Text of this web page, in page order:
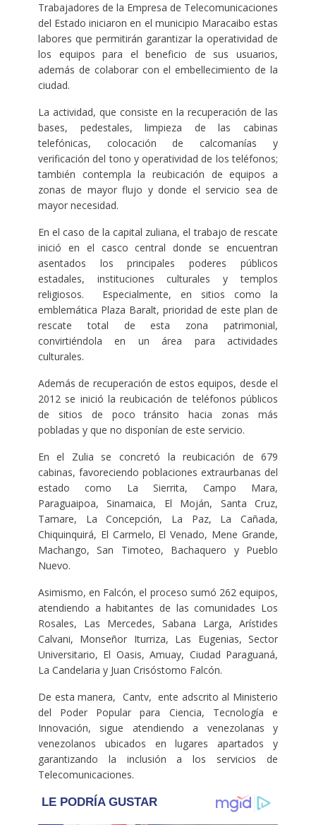
Trabajadores de la Empresa de Telecomunicaciones
del Estado iniciaron en el municipio Maracaibo estas
labores que permitirán garantizar la operatividad de
los equipos para el beneficio de sus usuarios,
además de colaborar con el embellecimiento de la
ciudad.
La actividad, que consiste en la recuperación de las
bases, pedestales, limpieza de las cabinas
telefónicas, colocación de calcomanías y
verificación del tono y operatividad de los teléfonos;
también contempla la reubicación de equipos a
zonas de mayor flujo y donde el servicio sea de
mayor necesidad.
En el caso de la capital zuliana, el trabajo de rescate
inició en el casco central donde se encuentran
asentados los principales poderes públicos
estadales, instituciones culturales y templos
religiosos. Especialmente, en sitios como la
emblemática Plaza Baralt, prioridad de este plan de
rescate total de esta zona patrimonial,
convirtiéndola en un área para actividades
culturales.
Además de recuperación de estos equipos, desde el
2012 se inició la reubicación de teléfonos públicos
de sitios de poco tránsito hacia zonas más
pobladas y que no disponían de este servicio.
En el Zulia se concretó la reubicación de 679
cabinas, favoreciendo poblaciones extraurbanas del
estado como La Sierrita, Campo Mara,
Paraguaipoa, Sinamaica, El Moján, Santa Cruz,
Tamare, La Concepción, La Paz, La Cañada,
Chiquinquirá, El Carmelo, El Venado, Mene Grande,
Machango, San Timoteo, Bachaquero y Pueblo
Nuevo.
Asimismo, en Falcón, el proceso sumó 262 equipos,
atendiendo a habitantes de las comunidades Los
Rosales, Las Mercedes, Sabana Larga, Arístides
Calvani, Monseñor Iturriza, Las Eugenias, Sector
Universitario, El Oasis, Amuay, Ciudad Paraguaná,
La Candelaria y Juan Crisóstomo Falcón.
De esta manera, Cantv, ente adscrito al Ministerio
del Poder Popular para Ciencia, Tecnología e
Innovación, sigue atendiendo a venezolanas y
venezolanos ubicados en lugares apartados y
garantizando la inclusión a los servicios de
Telecomunicaciones.